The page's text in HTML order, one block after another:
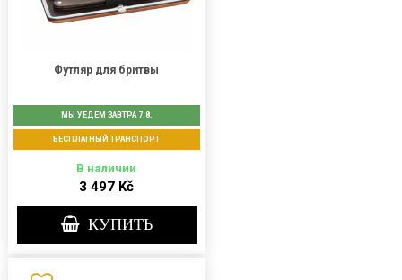
Футляр для бритвы
МЫ УЕДЕМ ЗАВТРА 7.8.
БЕСПЛАТНЫЙ ТРАНСПОРТ
В наличии
3 497 Kč
КУПИТЬ